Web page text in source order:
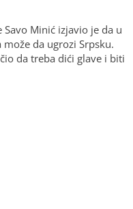
Savo Minić izjavio je da u
da ugrozi Srpsku.
da treba dići glave i biti